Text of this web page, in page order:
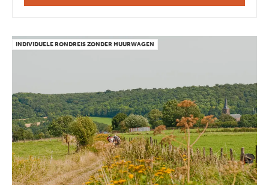
INDIVIDUELE RONDREIS ZONDER HUURWAGEN